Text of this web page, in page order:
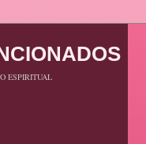
ESPIRITUAL